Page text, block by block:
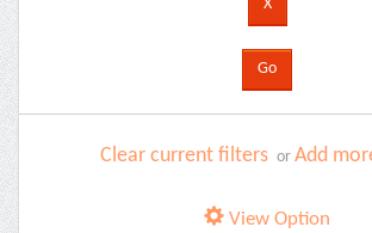
Clear current filters or Add
View Option